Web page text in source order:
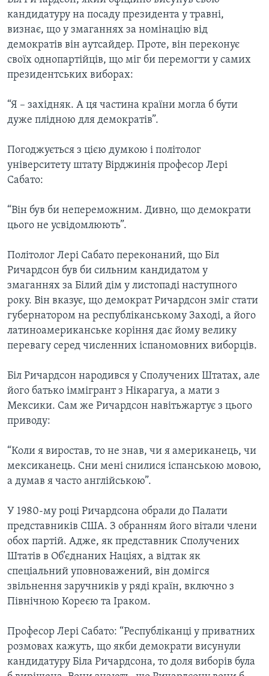
Мови
кандидатуру на посаду президента у травні,
визнає, що у змаганнях за номінацію від
демократів він аутсайдер. Проте, він переконує
своїх однопартійців, що міг би перемогти у самих
президентських виборах:
“Я – західняк. А ця частина країни могла б бути
дуже плідною для демократів”.
Погоджується з цією думкою і політолог
університету штату Вірджинія професор Лері
Сабато:
“Він був би непереможним. Дивно, що демократи
цього не усвідомлюють”.
Політолог Лері Сабато переконаний, що Біл
Ричардсон був би сильним кандидатом у
змаганнях за Білий дім у листопаді наступного
року. Він вказує, що демократ Ричардсон зміг стати
губернатором на республіканському Заході, а його
латиноамериканське коріння дає йому велику
перевагу серед численних іспаномовних виборців.
Біл Ричардсон народився у Сполучених Штатах, але
його батько іммігрант з Нікарагуа, а мати з
Мексики. Сам же Ричардсон навітьжартує з цього
приводу:
“Коли я виростав, то не знав, чи я американець, чи
мексиканець. Сни мені снилися іспанською мовою,
а думав я часто англійською”.
У 1980-му році Ричардсона обрали до Палати
представників США. З обранням його вітали члени
обох партій. Адже, як представник Сполучених
Штатів в Об’єднаних Націях, а відтак як
спеціальний уповноважений, він домігся
звільнення заручників у ряді країн, включно з
Північною Кореєю та Іраком.
Професор Лері Сабато: “Республіканці у приватних
розмовах кажуть, що якби демократи висунули
кандидатуру Біла Ричардсона, то доля виборів була